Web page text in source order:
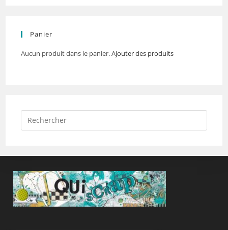
Panier
Aucun produit dans le panier.Ajouter des produits